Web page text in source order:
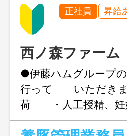
正社員 昇給
西ノ森ファー
●伊藤ハムグループ
行って いただき
荷 ・人工授精、妊
に関する業務全般